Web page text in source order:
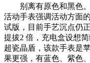
别离有原色和黑色。
活动手表强调活动方面
试版，目前手艺沉点仍
提拔2 倍，充电盒设想
超瓷晶盾，该款手表是
果更强，有蓝色、紫色